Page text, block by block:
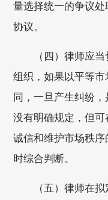
量选择统一的争议
协议。
（四）律师应
组织，如果以平等
同，一旦产生纠纷
没有明确规定，但可
诚信和维护市场秩
时综合判断。
（五）律师在